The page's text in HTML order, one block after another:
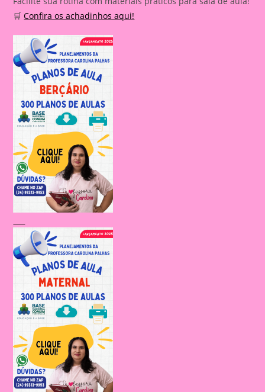
🛒Confira os achadinhos aqui!